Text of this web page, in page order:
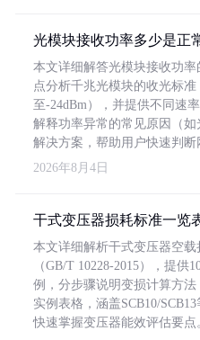
光模块接收功率多少是正
本文详细解答光模块接收功
点分析千兆光模块的收光标
至-24dBm），并提供不同速
解释功率异常的常见原因（
解决方案，帮助用户快速判断
2026年8月4日
干式变压器损耗标准一览
本文详细解析干式变压器空
（GB/T 10228-2015），提供
例，分步骤说明变损计算方
实例表格，涵盖SCB10/
快速掌握变压器能效评估要点